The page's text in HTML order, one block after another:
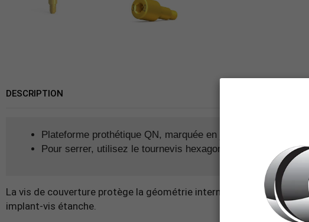
DESCRIPTION
Plateforme prothétique QN, marquée en jaune
Pour serrer, utilisez le tournevis hexagonal Allen BioniQ de
La vis de couverture protège la géométrie interne de l'implant
implant-vis étanche.